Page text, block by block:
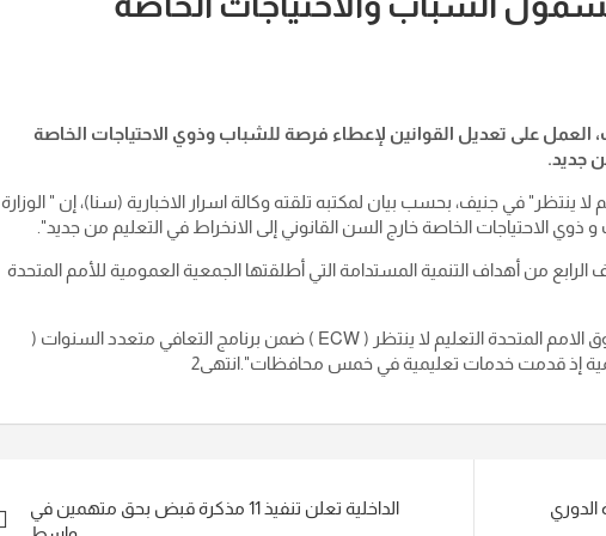
العمل على تعديل القوانين لإعطاء فرصة للشباب وذوي الاحتياجات الخاصة
جديد.
ينتظر" في جنيف، بحسب بيان لمكتبه تلقته وكالة اسرار الاخبارية (سنا)، إن " الوزارة
الاحتياجات الخاصة خارج السن القانوني إلى الانخراط في التعليم من جديد".
من أهداف التنمية المستدامة التي أطلقتها الجمعية العمومية للأمم المتحدة
وأشار الى ان "وزارة التربية كان لها دعم من صندوق الامم المتحدة التعليم لا ينتظر ( ECW ) ضمن برنامج التعافي متعدد السنوات (
الدوري
الداخلية تعلن تنفيذ 11 مذكرة قبض بحق متهمين في